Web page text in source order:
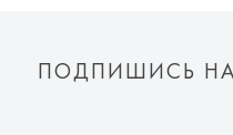
ПОДПИШИСЬ